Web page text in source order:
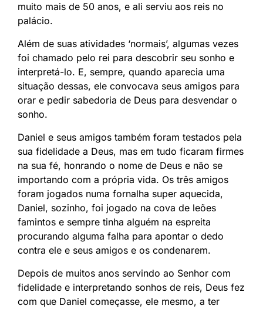
muito mais de 50 anos, e ali serviu aos reis no
palácio.
Além de suas atividades ‘normais’, algumas vezes
foi chamado pelo rei para descobrir seu sonho e
interpretá-lo. E, sempre, quando aparecia uma
situação dessas, ele convocava seus amigos para
orar e pedir sabedoria de Deus para desvendar o
sonho.
Daniel e seus amigos também foram testados pela
sua fidelidade a Deus, mas em tudo ficaram firmes
na sua fé, honrando o nome de Deus e não se
importando com a própria vida. Os três amigos
foram jogados numa fornalha super aquecida,
Daniel, sozinho, foi jogado na cova de leões
famintos e sempre tinha alguém na espreita
procurando alguma falha para apontar o dedo
contra ele e seus amigos e os condenarem.
Depois de muitos anos servindo ao Senhor com
fidelidade e interpretando sonhos de reis, Deus fez
com que Daniel começasse, ele mesmo, a ter